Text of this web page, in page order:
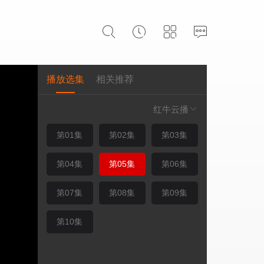
播放选集 相关推荐
红牛云播
第01集 第02集 第03集
第04集 第05集 第06集
第07集 第08集 第09集
第10集